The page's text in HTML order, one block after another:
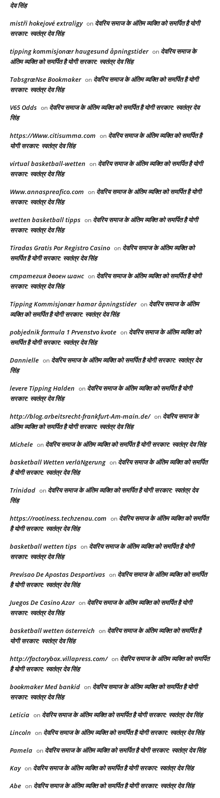
देव सिंह
mistři hokejové extraligy on देवरिय समाज के अंतिम व्यक्ति को समर्पित है योगी
सरकार: स्वतंत्र देव सिंह
tipping kommisjonær haugesund åpningstider on देवरिय समाज के
अंतिम व्यक्ति को समर्पित है योगी सरकार: स्वतंत्र देव सिंह
TabsgræNse Bookmaker on देवरिय समाज के अंतिम व्यक्ति को समर्पित है योगी
सरकार: स्वतंत्र देव सिंह
V65 Odds on देवरिय समाज के अंतिम व्यक्ति को समर्पित है योगी सरकार: स्वतंत्र देव
सिंह
https://Www.citisumma.com on देवरिय समाज के अंतिम व्यक्ति को समर्पित है
योगी सरकार: स्वतंत्र देव सिंह
virtual basketball-wetten on देवरिय समाज के अंतिम व्यक्ति को समर्पित है योगी
सरकार: स्वतंत्र देव सिंह
Www.annaspreafico.com on देवरिय समाज के अंतिम व्यक्ति को समर्पित है योगी
सरकार: स्वतंत्र देव सिंह
wetten basketball tipps on देवरिय समाज के अंतिम व्यक्ति को समर्पित है योगी
सरकार: स्वतंत्र देव सिंह
Tiradas Gratis Por Registro Casino on देवरिय समाज के अंतिम व्यक्ति को
समर्पित है योगी सरकार: स्वतंत्र देव सिंह
стратегия двоен шанс on देवरिय समाज के अंतिम व्यक्ति को समर्पित है योगी
सरकार: स्वतंत्र देव सिंह
Tipping Kommisjonær hamar åpningstider on देवरिय समाज के अंतिम
व्यक्ति को समर्पित है योगी सरकार: स्वतंत्र देव सिंह
pobjednik formula 1 Prvenstvo kvote on देवरिय समाज के अंतिम व्यक्ति को
समर्पित है योगी सरकार: स्वतंत्र देव सिंह
Dannielle on देवरिय समाज के अंतिम व्यक्ति को समर्पित है योगी सरकार: स्वतंत्र देव
सिंह
levere Tipping Halden on देवरिय समाज के अंतिम व्यक्ति को समर्पित है योगी
सरकार: स्वतंत्र देव सिंह
http://blog.arbeitsrecht-frankfurt-Am-main.de/ on देवरिय समाज के
अंतिम व्यक्ति को समर्पित है योगी सरकार: स्वतंत्र देव सिंह
Michele on देवरिय समाज के अंतिम व्यक्ति को समर्पित है योगी सरकार: स्वतंत्र देव सिंह
basketball Wetten verläNgerung on देवरिय समाज के अंतिम व्यक्ति को समर्पित
है योगी सरकार: स्वतंत्र देव सिंह
Trinidad on देवरिय समाज के अंतिम व्यक्ति को समर्पित है योगी सरकार: स्वतंत्र देव
सिंह
https://rootiness.techzenau.com on देवरिय समाज के अंतिम व्यक्ति को समर्पित
है योगी सरकार: स्वतंत्र देव सिंह
basketball wetten tips on देवरिय समाज के अंतिम व्यक्ति को समर्पित है योगी
सरकार: स्वतंत्र देव सिंह
Previsao De Apostas Desportivas on देवरिय समाज के अंतिम व्यक्ति को समर्पित
है योगी सरकार: स्वतंत्र देव सिंह
Juegos De Casino Azar on देवरिय समाज के अंतिम व्यक्ति को समर्पित है योगी
सरकार: स्वतंत्र देव सिंह
basketball wetten österreich on देवरिय समाज के अंतिम व्यक्ति को समर्पित है
योगी सरकार: स्वतंत्र देव सिंह
http://factorybox.villapress.com/ on देवरिय समाज के अंतिम व्यक्ति को समर्पित
है योगी सरकार: स्वतंत्र देव सिंह
bookmaker Med bankid on देवरिय समाज के अंतिम व्यक्ति को समर्पित है योगी
सरकार: स्वतंत्र देव सिंह
Leticia on देवरिय समाज के अंतिम व्यक्ति को समर्पित है योगी सरकार: स्वतंत्र देव सिंह
Lincoln on देवरिय समाज के अंतिम व्यक्ति को समर्पित है योगी सरकार: स्वतंत्र देव सिंह
Pamela on देवरिय समाज के अंतिम व्यक्ति को समर्पित है योगी सरकार: स्वतंत्र देव सिंह
Kay on देवरिय समाज के अंतिम व्यक्ति को समर्पित है योगी सरकार: स्वतंत्र देव सिंह
Abe on देवरिय समाज के अंतिम व्यक्ति को समर्पित है योगी सरकार: स्वतंत्र देव सिंह